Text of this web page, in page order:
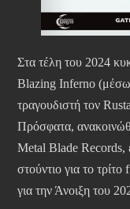
Στα τέλη του 2024
Blazing Inferno (μέσω
τραγουδιστή τον
Πρόσφατα,
Metal Blade Records,
στούντιο για το
για την Άνοιξη του